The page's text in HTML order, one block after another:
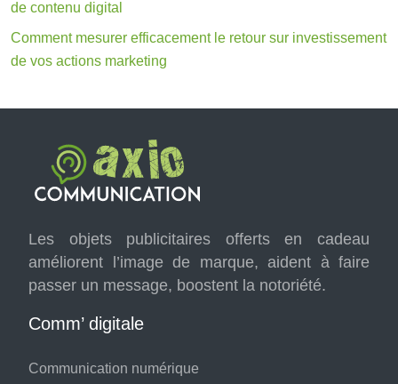
de contenu digital
Comment mesurer efficacement le retour sur investissement
de vos actions marketing
Les objets publicitaires offerts en cadeau
améliorent l’image de marque, aident à faire
passer un message, boostent la notoriété.
Comm’ digitale
Communication numérique